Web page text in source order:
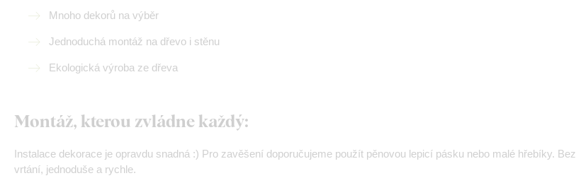
Mnoho dekorů na výběr
Jednoduchá montáž na dřevo i stěnu
Ekologická výroba ze dřeva
Montáž, kterou zvládne každý:
Instalace dekorace je opravdu snadná :) Pro zavěšení doporučujeme použít pěnovou lepicí pásku nebo malé hřebíky. Bez
vrtání, jednoduše a rychle.